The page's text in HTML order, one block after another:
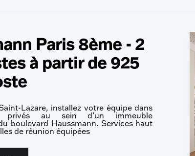
Paris 8ème - 2
à partir de 925
Lazare, installez votre équipe dans
privés au sein d’un immeuble
boulevard Haussmann. Services haut
de réunion équipées